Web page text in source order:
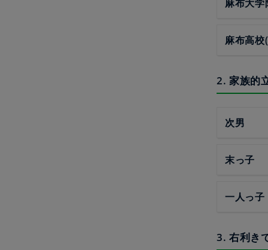
麻布大
麻布高校
2. 家族的
次男
末っ子
一人っ子
3. 右利き